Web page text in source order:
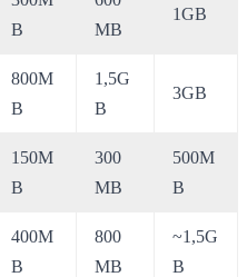
B
MB
1GB
800M
B
1,5G
B
3GB
150M
B
300
MB
500M
B
400M
B
800
MB
~1,5G
B